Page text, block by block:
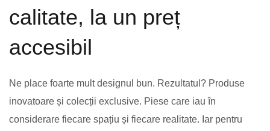
calitate, la un preț
accesibil
Ne place foarte mult designul bun. Rezultatul? Produse
inovatoare și colecții exclusive. Piese care iau în
considerare fiecare spațiu și fiecare realitate. Iar pentru